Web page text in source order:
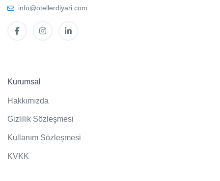
info@otellerdiyari.com
Kurumsal
Hakkımızda
Gizlilik Sözleşmesi
Kullanım Sözleşmesi
KVKK